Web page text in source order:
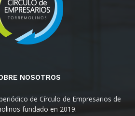
NOSOTROS
de Círculo de Empresarios de
fundado en 2019.